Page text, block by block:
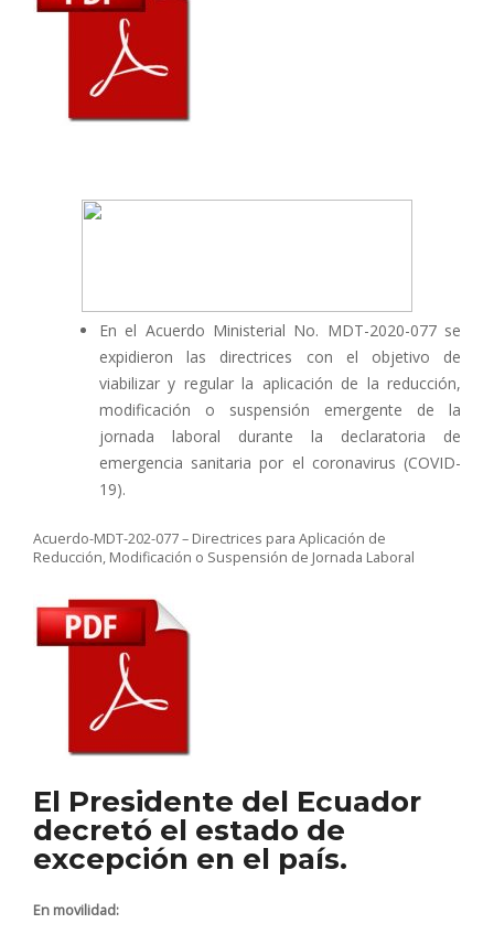
En el Acuerdo Ministerial No. MDT-2020-077 se
expidieron las directrices con el objetivo de
viabilizar y regular la aplicación de la reducción,
modificación o suspensión emergente de la
jornada laboral durante la declaratoria de
emergencia sanitaria por el coronavirus (COVID-
19).
Acuerdo-MDT-202-077 – Directrices para Aplicación de
Reducción, Modificación o Suspensión de Jornada Laboral
El Presidente del Ecuador
decretó el estado de
excepción en el país.
En movilidad: